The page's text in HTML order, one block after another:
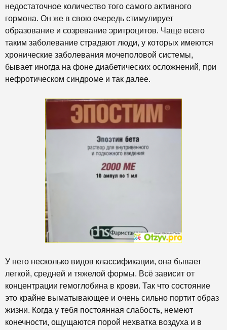
недостаточное количество того самого активного
гормона. Он же в свою очередь стимулирует
образование и созревание эритроцитов. Чаще всего
таким заболевание страдают люди, у которых имеются
хронические заболевания мочеполовой системы,
бывает иногда на фоне диабетических осложнений, при
нефротическом синдроме и так далее.
У него несколько видов классификации, она бывает
легкой, средней и тяжелой формы. Всё зависит от
концентрации гемоглобина в крови. Так что состояние
это крайне выматывающее и очень сильно портит образ
жизни. Когда у тебя постоянная слабость, немеют
конечности, ощущаются порой нехватка воздуха и в